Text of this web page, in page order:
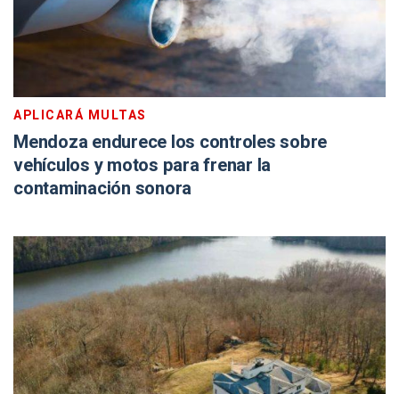
APLICARÁ MULTAS
Mendoza endurece los controles sobre
vehículos y motos para frenar la
contaminación sonora